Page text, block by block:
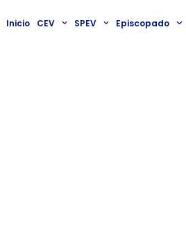
Inicio CEV SPEV Episcopado